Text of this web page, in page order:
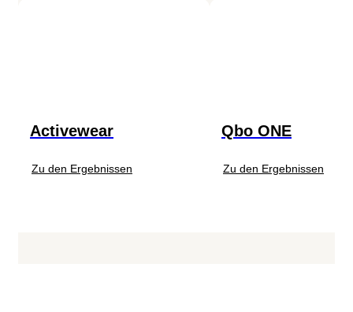
Activewear
Zu den Ergebnissen
Qbo ONE
Zu den Ergebnissen